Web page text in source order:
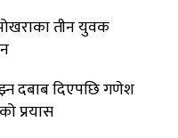
तीन युवक
दबाब दिएपछि गणेश
प्रयास